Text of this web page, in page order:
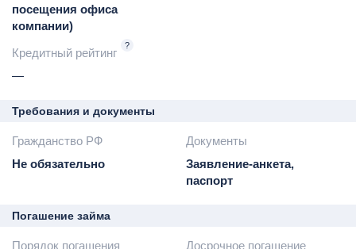
посещения офиса
компании)
Кредитный рейтинг
?
—
Требования и документы
Гражданство РФ
Не обязательно
Документы
Заявление-анкета,
паспорт
Погашение займа
Порядок погашения
Досрочное погашение